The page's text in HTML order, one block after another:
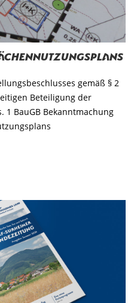
gemäß § 2
Beteiligung der
1 BauGB Bekanntmachung